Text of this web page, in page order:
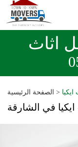
اثاث
الصفحة الرئيسية >
في الشارقة